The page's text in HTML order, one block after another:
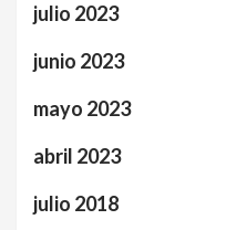
julio 2023
junio 2023
mayo 2023
abril 2023
julio 2018